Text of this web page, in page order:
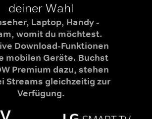
deiner Wahl
Laptop, Handy -
womit du möchtest.
Download-Funktionen
mobilen Geräte. Buchst
Premium dazu, stehen
Streams gleichzeitig zur
Verfügung.